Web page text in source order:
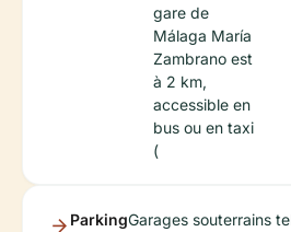
gare de
Málaga María
Zambrano est
à 2 km,
accessible en
bus ou en taxi
(
ParkingGarages souterrains